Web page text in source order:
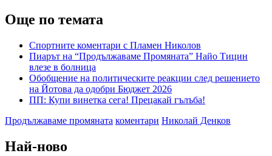
Още по темата
Спортните коментари с Пламен Николов
Пиарът на “Продължаваме Промяната” Найо Тицин
влезе в болница
Обобщение на политическите реакции след решението
на Йотова да одобри Бюджет 2026
ПП: Купи винетка сега! Прецакай гълъба!
Продължаваме промяната коментари Николай Денков
Най-ново